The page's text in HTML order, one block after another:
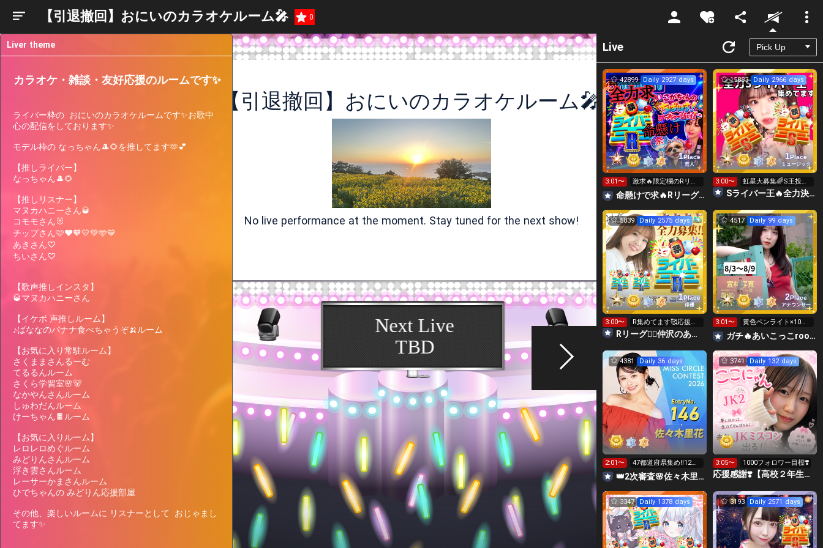
【引退撤回】おにいのカラオケルーム🎤 0
Unmute
【引退撤回】おにいのカラオケルーム🎤
No live performance at the moment. Stay tuned for the next show!
Current
Participating
Events
Only 8 left to go.
ポイント達成で豪華特典GET！頑張るあなたを
応援しちゃいまSHOWROOM！vol.26
🎁 Target Lv, Support pt, Benefits
Goals
27,616pt more to achieve
イベント貢献ランキング上位3名にお礼をし
👤Contributing user
1
さくら🌸🐻→9日ま
でサインイベ🩷
9,205pt
5,358pt
🔥年に1回のガチイ
UNON TVチア温
2,905pt
Liver theme
カラオケ・雑談・友好応援のルームです✨
ライバー枠の  おにいのカラオケルームです✨お歌中
心の配信をしております✨
モデル枠の なっちゃん🎩🌻を推してます🫶💕︎︎
【推しライバー】
なっちゃん🎩🌻
【推しリスナー】
マヌカハニーさん🥃
コモモさん🐰
チップさん🩷❤️🧡💛💚🩵💙
あきさん♡
ちいさん♡
【歌声推しインスタ】
🥃マヌカハニーさん
【イケボ 声推しルーム】
♪ばななのバナナ食べちゃうぞ🍌ルーム
【お気に入り常駐ルーム】
さくままさんるーむ
てるるんルーム
さくら学習室🌸🐻‍
なかやんさんルーム
しゅわだんルーム
けーちゃん🍫ルーム
【お気に入りルーム】
レロレロめぐルーム
みどりんさんルーム
浮き雲さんルーム
レーサーかまさんルーム
ひでちゃんの みどりん応援部屋
その他、楽しいルームに リスナーとして  おじゃまし
てます✨
Live
1Place
芸人
42899 Daily 2927 days
3:01〜
激求🔥限定欄のRリー
グ👑全力ポイント勝負
日🔥
命懸けで求🔥Rリーグ👑夏祭実行委員長🎆こがちゃんのちばります
1Place
ミュージック
15883 Daily 2966 days
3:00〜
虹星大募集🌈S王投げ
れます👑👑👑
Sライバー王🔥全力決勝🗽🌈Annnnnaの空⛱
1Place
俳優
5839 Daily 2575 days
3:00〜
R集めてます🥰応援し
て貰えたら嬉しいで Rリーグ❤️‍🔥仲沢のあ⛴໒꒱· ﾟ🌈
2Place
アナウンサー
4517 Daily 99 days
3:01〜
黄色ペンライト×10連
集め🔥あと35人！
ガチ🔥あいこっこroom🐥🌱あいこ
4381 Daily 36 days
2:01〜
47都道府県集め‼️12時
から投票🗳️
👑2次審査🌸佐々木里花❤️‍🔥 #ミスサークル2026
3741 Daily 132 days
3:05〜 1000フォロワー目標❣️
応援感謝❣️【高校２年生】ここにゃん😻🍣
3347 Daily 1378 days 3193 Daily 2571 days